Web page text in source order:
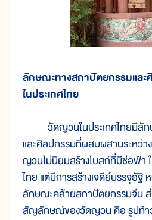
ลักษณะทางสถาปัตยกรรมแล
ในประเทศไทย
วัดญวนในประเทศไทยมีลัก
และศิลปกรรมที่ผสมผสานระหว่
ญวนไม่นิยมสร้างโบสถ์ที่มีช่อฟ้า
ไทย แต่มีการสร้างเจดีย์บรรจุอัฐิ
ลักษณะคล้ายสถาปัตยกรรมจีน ส่
สัญลักษณ์ของวัดญวน คือ รูปท้